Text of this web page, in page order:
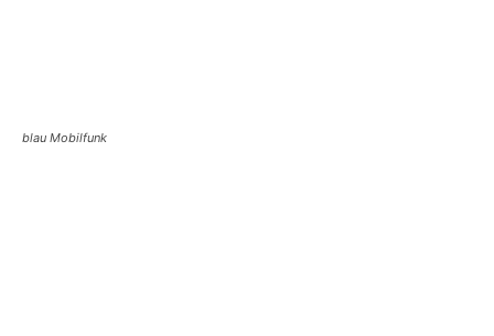
blau Mobilfunk